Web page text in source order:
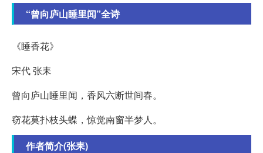
“曾向庐山睡里闻”全诗
《睡香花》
宋代 张耒
曾向庐山睡里闻，香风六断世间春。
窃花莫扑枝头蝶，惊觉南窗半梦人。
作者简介(张耒)